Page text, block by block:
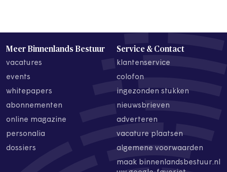
Meer Binnenlands Bestuur
vacatures
events
whitepapers
abonnementen
online magazine
personalia
dossiers
Service & Contact
klantenservice
colofon
ingezonden stukken
nieuwsbrieven
adverteren
vacature plaatsen
algemene voorwaarden
maak binnenlandsbestuur.nl